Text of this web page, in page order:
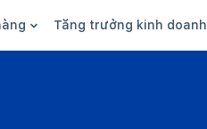
Tăng trưởng kinh doanh